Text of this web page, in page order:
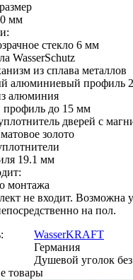
мм
стекло 6 мм
WasserSchutz
из сплава металлов
алюминиевый профиль
алюминия
до 15 мм
дверей с
золото
19.1 мм
монтажа
не входит. Возможна
на пол.
WasserKRAFT
Германия
Душевой уголок
товары